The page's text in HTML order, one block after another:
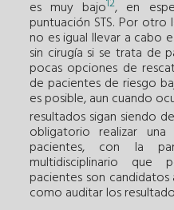
es muy bajo , en
puntuación STS. Por
no es igual llevar a cabo
sin cirugía si se trata de
pocas opciones de
de pacientes de riesgo
es posible, aun cuando
resultados sigan siendo
obligatorio realizar
pacientes, con la
multidisciplinario
pacientes son
como auditar los